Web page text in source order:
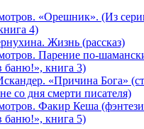
«Орешник». (Из
4)
Жизнь (рассказ)
Парение по-
баню!», книга 3)
«Причина Бога»
со дня смерти писателя)
Факир Кеша (фэнтези
баню!», книга 5)